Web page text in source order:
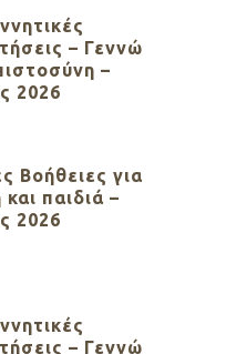
– Γεννώ
–
2026
Βοήθειες για
παιδιά –
2026
– Γεννώ